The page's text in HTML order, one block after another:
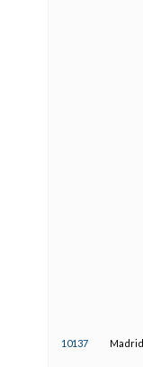
10137 Madrid